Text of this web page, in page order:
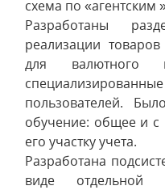
схема по «агентским
Разработаны
реализации
для валютного
пользователей.
обучение: общее и с
его участку учета.
Разработана
виде